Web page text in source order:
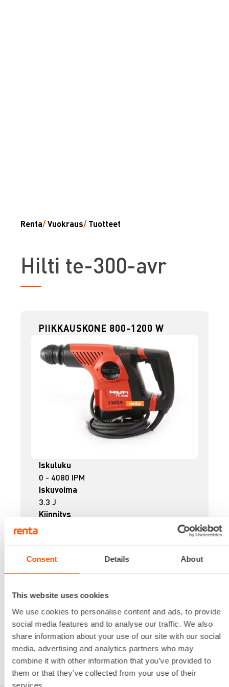
Consent Details About
This website uses cookies
We use cookies to personalise content and ads, to provide
social media features and to analyse our traffic. We also
share information about your use of our site with our social
media, advertising and analytics partners who may
combine it with other information that you’ve provided to
them or that they’ve collected from your use of their
services.
Renta/Vuokraus/ Tuotteet
Hilti te-300-avr
PIIKKAUSKONE 800-1200 W
Iskuluku
0 - 4080 IPM
Iskuvoima
3.3 J
Kiinnitys
Paino
3.8 kg
Kuukausi 295,47 €/ kk
VUOKRAA